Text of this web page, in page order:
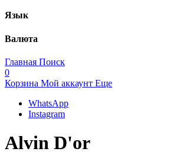
Язык
Валюта
Главная Поиск
0
Корзина Мой аккаунт Еще
WhatsApp
Instagram
Alvin D'or